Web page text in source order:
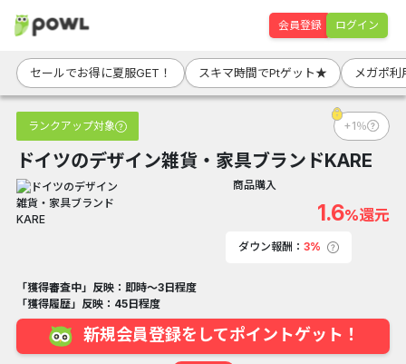
会員登録 ログイン
セールでお得に夏服GET！ スキマ時間でPtゲット★ メガポ
ランクアップ対象 +1％
ドイツのデザイン雑貨・家具ブランドKARE
商品購入
1.6%還元
ダウン報酬： 3%
「獲得審査中」反映：即時～3日程度
「獲得履歴」反映：45日程度
新規会員登録をしてポイントゲット！